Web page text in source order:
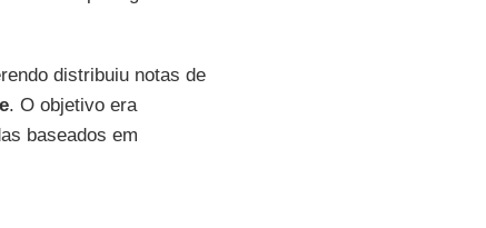
distribuiu notas de
. O objetivo era
baseados em